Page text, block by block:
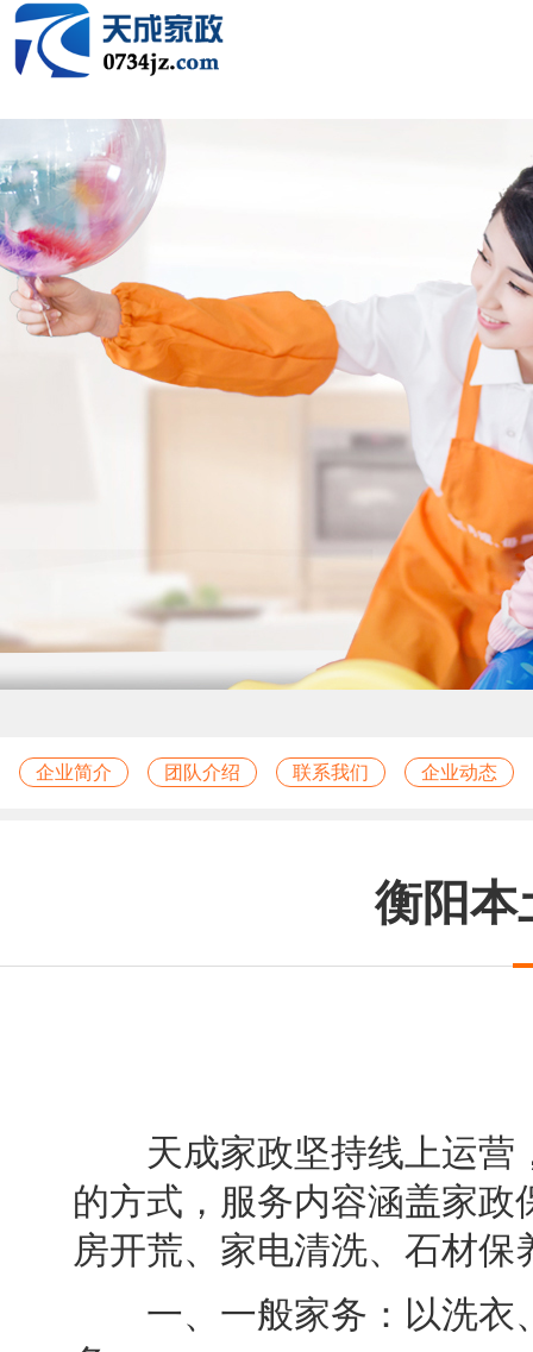
企业简介 团队介绍 联系我们 企业动态
衡阳本
天成家政坚持线上运营
的方式，服务内容涵盖家
房开荒、家电清洗、石材
一、一般家务：以洗衣